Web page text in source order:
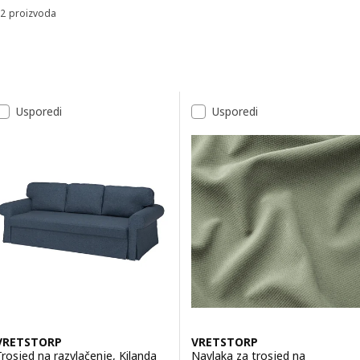
Sortiraj i filtriraj
2 proizvoda
Popis rezultata
Usporedi
na razvlačenje, Kilanda
Usporedi
VRETSTORP
Navlaka za trosjed na